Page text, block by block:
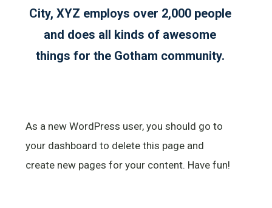
City, XYZ employs over 2,000 people
and does all kinds of awesome
things for the Gotham community.
As a new WordPress user, you should go to
your dashboard to delete this page and
create new pages for your content. Have fun!